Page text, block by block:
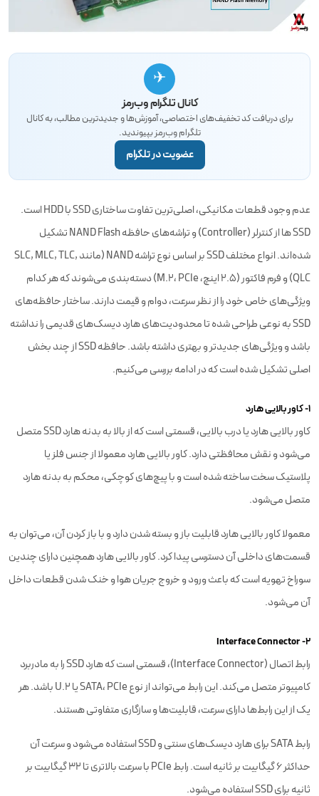
✈
کانال تلگرام وب‌رمز
برای دریافت کد تخفیف‌های اختصاصی، آموزش‌ها و جدیدترین مطالب، به کانال
تلگرام وب‌رمز بپیوندید.
عضویت در تلگرام
عدم وجود قطعات مکانیکی، اصلی‌ترین تفاوت ساختاری SSD با HDD است.
SSD ها از کنترلر (Controller) و تراشه‌های حافظه NAND Flash تشکیل
شده‌اند. انواع مختلف SSD بر اساس نوع تراشه NAND (مانند SLC, MLC, TLC,
QLC) و فرم فاکتور (2.5 اینچ، M.2، PCIe) دسته‌بندی می‌شوند که هر کدام
ویژگی‌های خاص خود را از نظر سرعت، دوام و قیمت دارند. ساختار حافظه‌های
SSD به نوعی طراحی شده تا محدودیت‌های هارد دیسک‌های قدیمی را نداشته
باشد و ویژگی‌های جدیدتر و بهتری داشته باشد. حافظه SSD از چند بخش
اصلی تشکیل شده است که در ادامه بررسی می‌کنیم.
۱- کاور بالایی هارد
کاور بالایی هارد یا درب بالایی، قسمتی است که از بالا به بدنه هارد SSD متصل
می‌شود و نقش محافظتی دارد. کاور بالایی هارد معمولا از جنس فلز یا
پلاستیک سخت ساخته شده است و با پیچ‌های کوچکی، محکم به بدنه هارد
متصل می‌شود.
معمولا کاور بالایی هارد قابلیت باز و بسته شدن دارد و با باز کردن آن، می‌توان به
قسمت‌های داخلی آن دسترسی پیدا کرد. کاور بالایی هارد همچنین دارای چندین
سوراخ تهویه است که باعث ورود و خروج جریان هوا و خنک شدن قطعات داخل
آن می‌شود.
۲- Interface Connector
رابط اتصال (Interface Connector)، قسمتی است که هارد SSD را به مادربرد
کامپیوتر متصل می‌کند. این رابط می‌تواند از نوع SATA، PCIe یا U.2 باشد. هر
یک از این رابط‌ها دارای سرعت، قابلیت‌ها و سازگاری متفاوتی هستند.
رابط SATA برای هارد دیسک‌های سنتی و SSD استفاده می‌شود و سرعت آن
حداکثر 6 گیگابیت بر ثانیه است. رابط PCIe با سرعت بالاتری تا 32 گیگابیت بر
ثانیه برای SSD استفاده می‌شود.